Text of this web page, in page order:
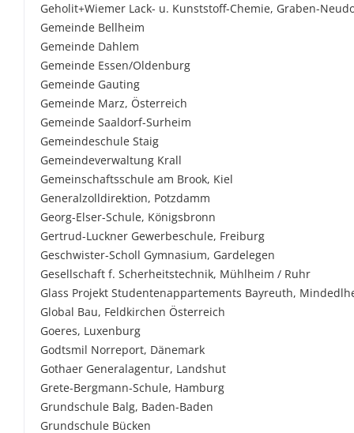
Geholit+Wiemer Lack- u. Kunststoff-Chemie, Graben-
Gemeinde Bellheim
Gemeinde Dahlem
Gemeinde Essen/Oldenburg
Gemeinde Gauting
Gemeinde Marz, Österreich
Gemeinde Saaldorf-Surheim
Gemeindeschule Staig
Gemeindeverwaltung Krall
Gemeinschaftsschule am Brook, Kiel
Generalzolldirektion, Potzdamm
Georg-Elser-Schule, Königsbronn
Gertrud-Luckner Gewerbeschule, Freiburg
Geschwister-Scholl Gymnasium, Gardelegen
Gesellschaft f. Scherheitstechnik, Mühlheim / Ruhr
Glass Projekt Studentenappartements Bayreuth,
Global Bau, Feldkirchen Österreich
Goeres, Luxenburg
Godtsmil Norreport, Dänemark
Gothaer Generalagentur, Landshut
Grete-Bergmann-Schule, Hamburg
Grundschule Balg, Baden-Baden
Grundschule Bücken